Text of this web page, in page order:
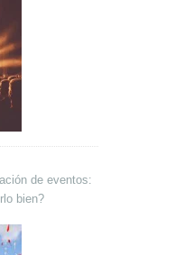
de eventos:
bien?